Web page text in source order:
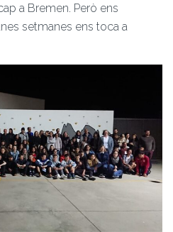
a Bremen. Però ens
setmanes ens toca a